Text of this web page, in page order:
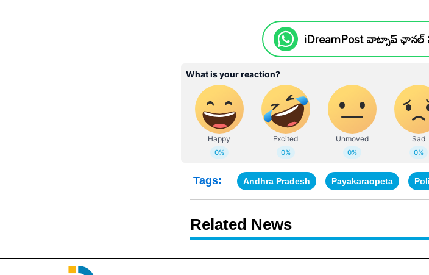
iDreamPost వాట్సాప్
Tags: Andhra Pradesh Payakaraopeta
Related News